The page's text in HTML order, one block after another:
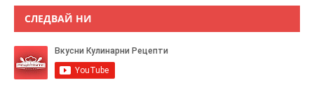
СЛЕДВАЙ НИ